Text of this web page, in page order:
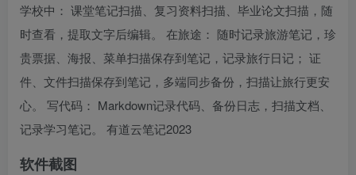
学校中： 课堂笔记扫描、复习资料扫描、毕业论文扫描，随
时查看，提取文字后编辑。 在旅途： 随时记录旅游笔记，珍
贵票据、海报、菜单扫描保存到笔记，记录旅行日记； 证
件、文件扫描保存到笔记，多端同步备份，扫描让旅行更安
心。 写代码： Markdown记录代码、备份日志，扫描文档、
记录学习笔记。 有道云笔记2023
软件截图